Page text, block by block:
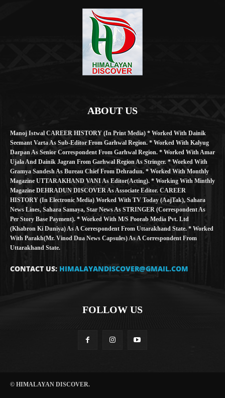
ABOUT US
Manoj Istwal CAREER HISTORY (in Print Media) * Worked With Dainik
Seemant Varta As Sub-Editor From Garhwal Region. * Worked With Kalyug
Darpan As Senior Correspondent From Garhwal Region. * Worked With Amar
Ujala And Dainik Jagran From Garhwal Region As Stringer. * Worked With
Gramya Sandesh As Bureau Chief From Dehradun. * Worked With Monthly
Magazine UTTARAKHAND VANI As Editor(Acting). * Working With Minthly
Magazine DEHRADUN DISCOVER As Associate Editor. CAREER
HISTORY (in Electronic Media) Worked With TV Today (AajTak), Sahara
News Lines, Sahara Samaya, Star News As STRINGER (Correspondent As
Per Story Base Payment). * Worked With M/S Poorab Media Pvt. Ltd
(Khabron Ki Duniya) As A Correspondent From Uttarakhand State. * Worked
With Parakh(Mr. Vinod Dua News Capsules) As A Correspondent From
Uttarakhand State.
CONTACT US: HIMALAYANDISCOVER@GMAIL.COM
FOLLOW US
© HIMALAYAN DISCOVER.